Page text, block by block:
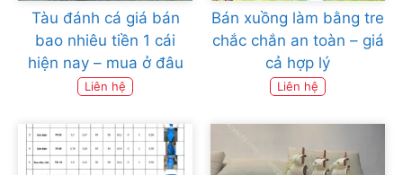
Tàu đánh cá giá bán
bao nhiêu tiền 1 cái
hiện nay – mua ở đâu
Liên hệ
Bán xuồng làm bằng tre
chắc chắn an toàn – giá
cả hợp lý
Liên hệ